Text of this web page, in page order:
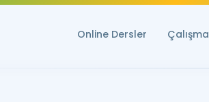
Online Dersler